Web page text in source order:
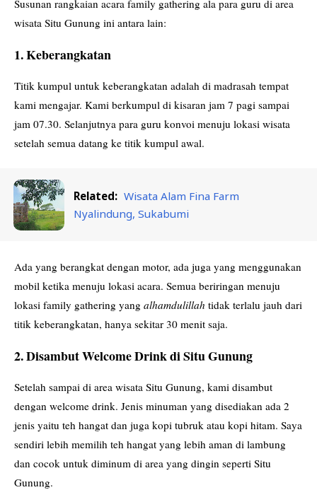
Susunan rangkaian acara family gathering ala para guru di area
wisata Situ Gunung ini antara lain:
1. Keberangkatan
Titik kumpul untuk keberangkatan adalah di madrasah tempat
kami mengajar. Kami berkumpul di kisaran jam 7 pagi sampai
jam 07.30. Selanjutnya para guru konvoi menuju lokasi wisata
setelah semua datang ke titik kumpul awal.
Related: Wisata Alam Fina Farm
Nyalindung, Sukabumi
Ada yang berangkat dengan motor, ada juga yang menggunakan
mobil ketika menuju lokasi acara. Semua beriringan menuju
lokasi family gathering yang alhamdulillah tidak terlalu jauh dari
titik keberangkatan, hanya sekitar 30 menit saja.
2. Disambut Welcome Drink di Situ Gunung
Setelah sampai di area wisata Situ Gunung, kami disambut
dengan welcome drink. Jenis minuman yang disediakan ada 2
jenis yaitu teh hangat dan juga kopi tubruk atau kopi hitam. Saya
sendiri lebih memilih teh hangat yang lebih aman di lambung
dan cocok untuk diminum di area yang dingin seperti Situ
Gunung.